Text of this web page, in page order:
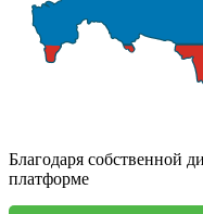
Благодаря собственной
платформе